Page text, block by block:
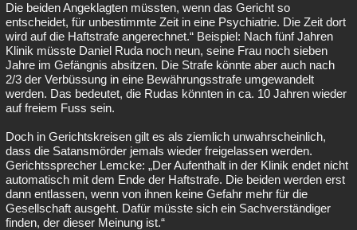
Die beiden Angeklagten müssten, wenn das Gericht so
entscheidet, für unbestimmte Zeit in eine Psychiatrie. Die Zeit dort
wird auf die Haftstrafe angerechnet.“ Beispiel: Nach fünf Jahren
Klinik müsste Daniel Ruda noch neun, seine Frau noch sieben
Jahre im Gefängnis absitzen. Die Strafe könnte aber auch nach
2/3 der Verbüssung in eine Bewährungsstrafe umgewandelt
werden. Das bedeutet, die Rudas könnten in ca. 10 Jahren wieder
auf freiem Fuss sein.
Doch in Gerichtskreisen gilt es als ziemlich unwahrscheinlich,
dass die Satansmörder jemals wieder freigelassen werden.
Gerichtssprecher Lemcke: „Der Aufenthalt in der Klinik endet nicht
automatisch mit dem Ende der Haftstrafe. Die beiden werden erst
dann entlassen, wenn von ihnen keine Gefahr mehr für die
Gesellschaft ausgeht. Dafür müsste sich ein Sachverständiger
finden, der dieser Meinung ist.“